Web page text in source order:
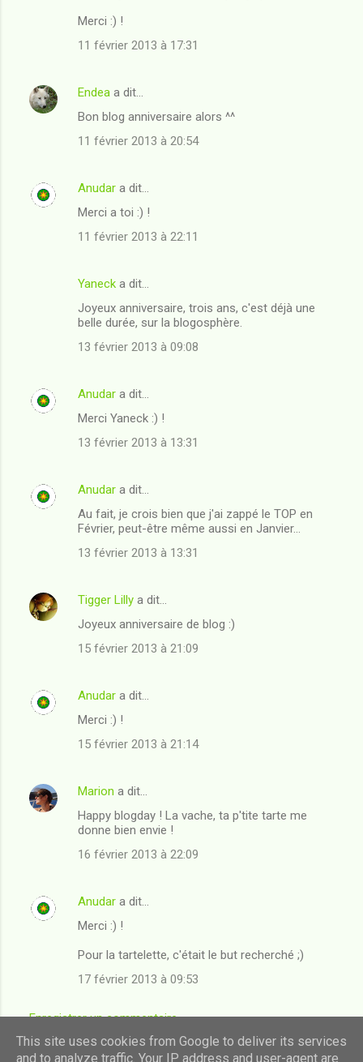
Merci :) !
11 février 2013 à 17:31
Endea a dit…
Bon blog anniversaire alors ^^
11 février 2013 à 20:54
Anudar a dit…
Merci a toi :) !
11 février 2013 à 22:11
Yaneck a dit…
Joyeux anniversaire, trois ans, c'est déjà une
belle durée, sur la blogosphère.
13 février 2013 à 09:08
Anudar a dit…
Merci Yaneck :) !
13 février 2013 à 13:31
Anudar a dit…
Au fait, je crois bien que j'ai zappé le TOP en
Février, peut-être même aussi en Janvier...
13 février 2013 à 13:31
Tigger Lilly a dit…
Joyeux anniversaire de blog :)
15 février 2013 à 21:09
Anudar a dit…
Merci :) !
15 février 2013 à 21:14
Marion a dit…
Happy blogday ! La vache, ta p'tite tarte me
donne bien envie !
16 février 2013 à 22:09
Anudar a dit…
Merci :) !
Pour la tartelette, c'était le but recherché ;)
17 février 2013 à 09:53
Enregistrer un commentaire
This site uses cookies from Google to deliver its services
and to analyze traffic. Your IP address and user-agent are